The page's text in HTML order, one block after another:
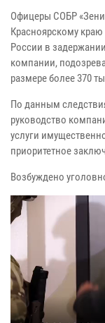
Офицеры СОБР
Красноярскому
России в
компании,
размере более 370
По данным
руководство
услуги
приоритетное
Возбуждено